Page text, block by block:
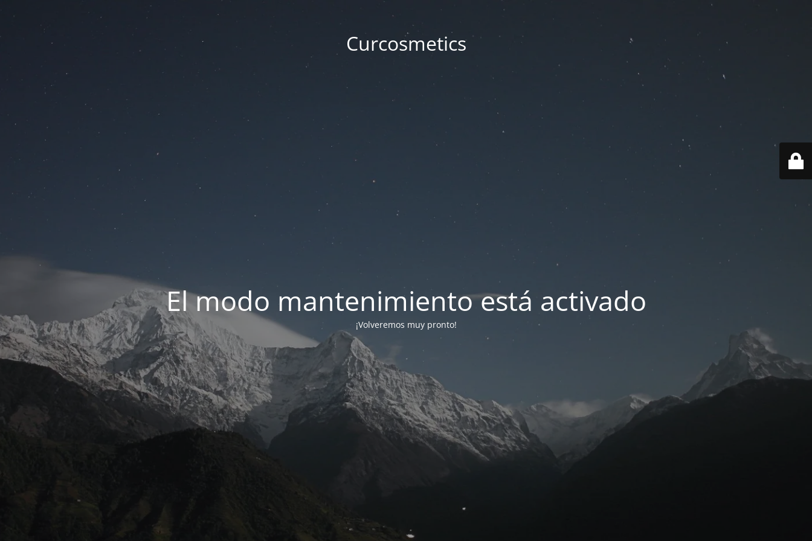
Curcosmetics
El modo mantenimiento está activado
¡Volveremos muy pronto!